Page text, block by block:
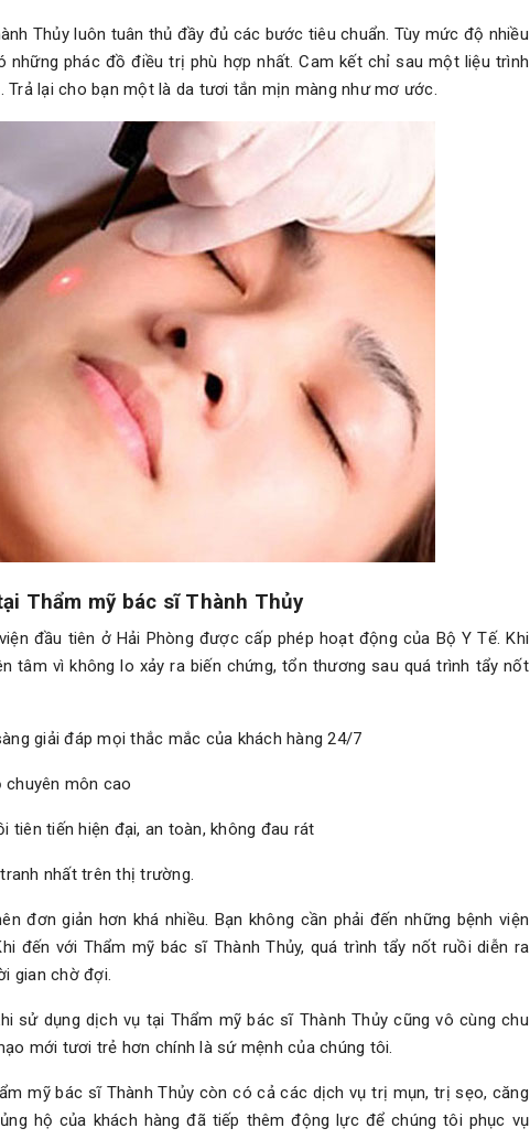
Thủy luôn tuân thủ đầy đủ các bước tiêu chuẩn. Tùy mức độ nhiều
phác đồ điều trị phù hợp nhất. Cam kết chỉ sau một liệu trình
lại cho bạn một là da tươi tắn mịn màng như mơ ước.
Thẩm mỹ bác sĩ Thành Thủy
đầu tiên ở Hải Phòng được cấp phép hoạt động của Bộ Y Tế. Khi
tâm vì không lo xảy ra biến chứng, tổn thương sau quá trình tẩy nốt
giải đáp mọi thắc mắc của khách hàng 24/7
chuyên môn cao
tiên tiến hiện đại, an toàn, không đau rát
nhất trên thị trường.
đơn giản hơn khá nhiều. Bạn không cần phải đến những bệnh viện
đến với Thẩm mỹ bác sĩ Thành Thủy, quá trình tẩy nốt ruồi diễn ra
gian chờ đợi.
sử dụng dịch vụ tại Thẩm mỹ bác sĩ Thành Thủy cũng vô cùng chu
mới tươi trẻ hơn chính là sứ mệnh của chúng tôi.
mỹ bác sĩ Thành Thủy còn có cả các dịch vụ trị mụn, trị sẹo, căng
hộ của khách hàng đã tiếp thêm động lực để chúng tôi phục vụ